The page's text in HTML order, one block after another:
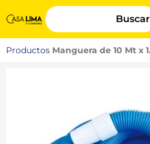
Buscar
Productos Manguera de 10 Mt x